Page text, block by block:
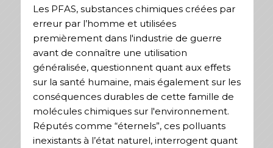
Les PFAS, substances chimiques créées par
erreur par l’homme et utilisées
premièrement dans l'industrie de guerre
avant de connaître une utilisation
généralisée, questionnent quant aux effets
sur la santé humaine, mais également sur les
conséquences durables de cette famille de
molécules chimiques sur l'environnement.
Réputés comme “éternels”, ces polluants
inexistants à l’état naturel, interrogent quant